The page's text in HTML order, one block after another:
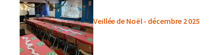
Veillée de Noël - décembre 2 025